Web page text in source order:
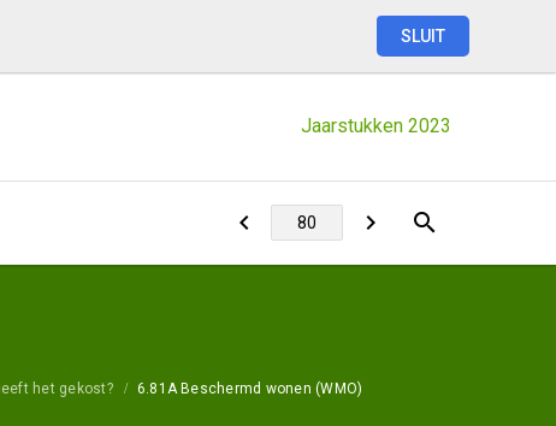
SLUIT
Jaarstukken 2023
het gekost? 6.81A Beschermd wonen (WMO)